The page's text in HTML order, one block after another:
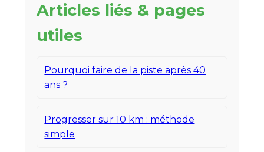
Articles liés & pages
utiles
Pourquoi faire de la piste après 40
ans ?
Progresser sur 10 km : méthode
simple